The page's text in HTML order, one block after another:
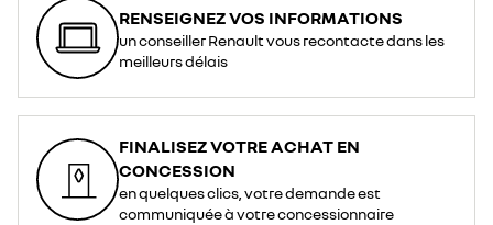
RENSEIGNEZ VOS INFORMATIONS
un conseiller Renault vous recontacte dans les
meilleurs délais
FINALISEZ VOTRE ACHAT EN
CONCESSION
en quelques clics, votre demande est
communiquée à votre concessionnaire